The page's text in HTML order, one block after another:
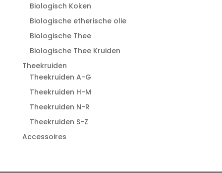
Biologisch Koken
Biologische etherische olie
Biologische Thee
Biologische Thee Kruiden
Theekruiden
Theekruiden A-G
Theekruiden H-M
Theekruiden N-R
Theekruiden S-Z
Accessoires